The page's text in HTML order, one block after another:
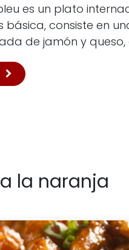
es un plato
básica, consiste en
de jamón y queso,
la naranja